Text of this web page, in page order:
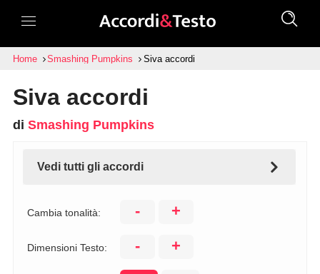
Home Smashing Pumpkins Siva accordi
Siva accordi
di Smashing Pumpkins
Vedi tutti gli accordi
Cambia tonalità: - +
Dimensioni Testo: - +